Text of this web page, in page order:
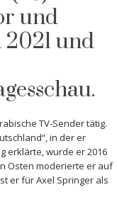
und
und
TV-Sender tätig.
in der er
erklärte, wurde er 2016
Osten moderierte er auf
er für Axel Springer als